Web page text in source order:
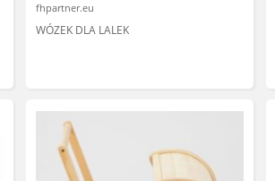
fhpartner.eu
WÓZEK DLA LALEK